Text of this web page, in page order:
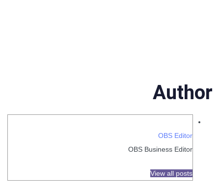
Author
OBS Editor
OBS Business Editor
View all posts